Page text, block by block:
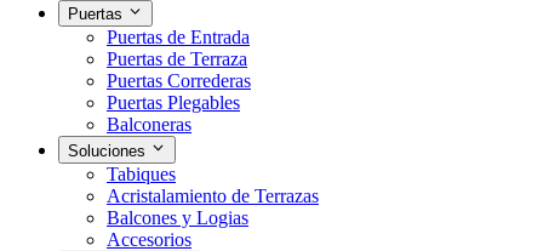
Puertas
Puertas de Entrada
Puertas de Terraza
Puertas Correderas
Puertas Plegables
Balconeras
Soluciones
Tabiques
Acristalamiento de Terrazas
Balcones y Logias
Accesorios